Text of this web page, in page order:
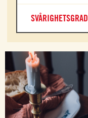
SVÅRIGHETSGRAD